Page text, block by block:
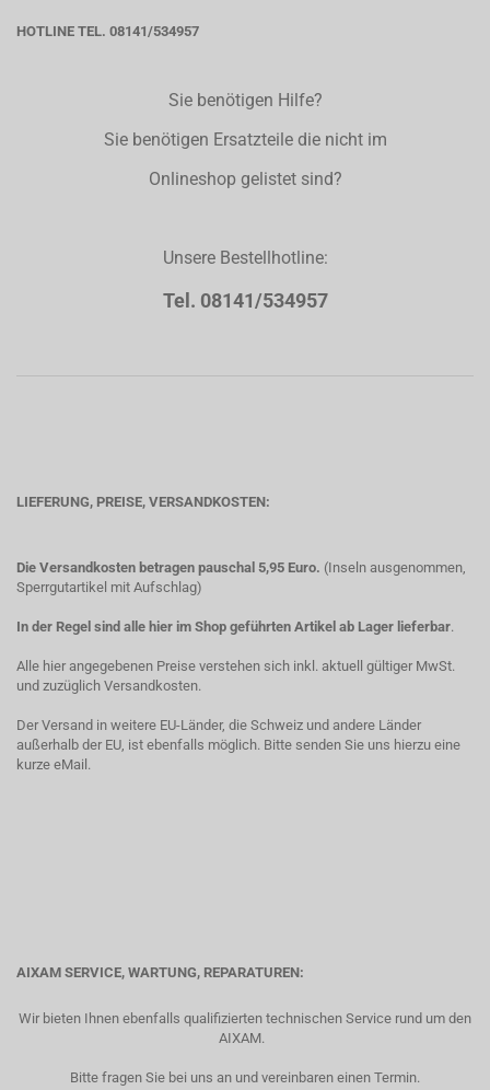
HOTLINE TEL. 08141/534957
Sie benötigen Hilfe?
Sie benötigen Ersatzteile die nicht im
Onlineshop gelistet sind?
Unsere Bestellhotline:
Tel. 08141/534957
LIEFERUNG, PREISE, VERSANDKOSTEN:
Die Versandkosten betragen pauschal 5,95 Euro. (Inseln ausgenommen,
Sperrgutartikel mit Aufschlag)
In der Regel sind alle hier im Shop geführten Artikel ab Lager lieferbar.
Alle hier angegebenen Preise verstehen sich inkl. aktuell gültiger MwSt.
und zuzüglich Versandkosten.
Der Versand in weitere EU-Länder, die Schweiz und andere Länder
außerhalb der EU, ist ebenfalls möglich. Bitte senden Sie uns hierzu eine
kurze eMail.
AIXAM SERVICE, WARTUNG, REPARATUREN:
Wir bieten Ihnen ebenfalls qualifizierten technischen Service rund um den
AIXAM.
Bitte fragen Sie bei uns an und vereinbaren einen Termin.